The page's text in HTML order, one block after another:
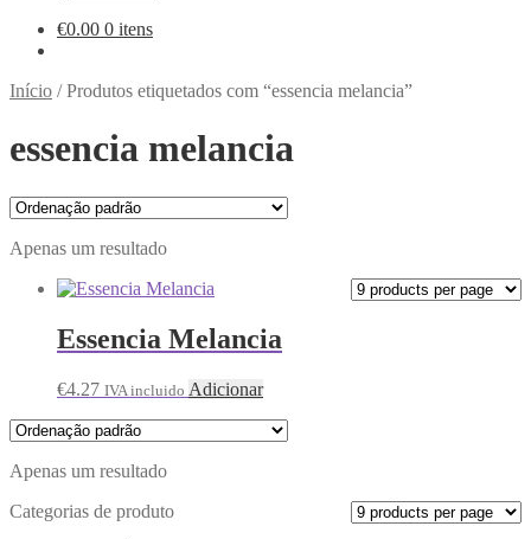
€0.00 0 itens
Início /Produtos etiquetados com “essencia melancia”
essencia melancia
Apenas um resultado
Essencia Melancia
€4.27 IVA incluido Adicionar
Apenas um resultado
Categorias de produto